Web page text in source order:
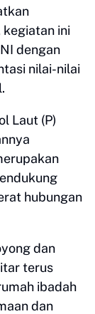
ini
dengan
nilai-nilai
Laut (P)
hubungan
dan
terus
ibadah
dan